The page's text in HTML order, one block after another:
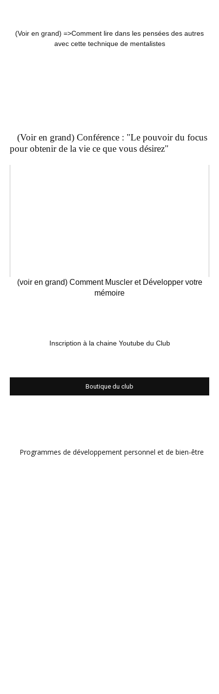
(Voir en grand) =>Comment lire dans les pensées des autres
avec cette technique de mentalistes
(Voir en grand) Conférence : "Le pouvoir du focus
pour obtenir de la vie ce que vous désirez"
(voir en grand) Comment Muscler et Développer votre
mémoire
Inscription à la chaine Youtube du Club
Boutique du club
Programmes de développement personnel et de bien-être